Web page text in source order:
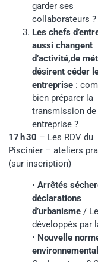
garder ses
collaborateurs ?
Les chefs
aussi changent
d’activité,de
désirent céder
entreprise :
bien préparer la
transmission
entreprise ?
17 h 30 – Les RDV du
Piscinier – ateliers
(sur inscription)
• Arrêtés
déclarations
d’urbanisme /
développés par
• Nouvelle